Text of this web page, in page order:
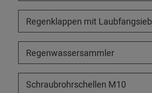
Regenklappen mit Laubfangsieb
Regenwassersammler
Schraubrohrschellen M10